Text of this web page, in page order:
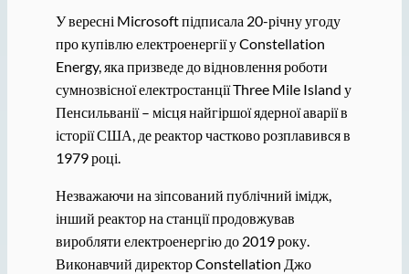
У вересні Microsoft підписала 20-річну угоду
про купівлю електроенергії у Constellation
Energy, яка призведе до відновлення роботи
сумнозвісної електростанції Three Mile Island у
Пенсильванії – місця найгіршої ядерної аварії в
історії США, де реактор частково розплавився в
1979 році.
Незважаючи на зіпсований публічний імідж,
інший реактор на станції продовжував
виробляти електроенергію до 2019 року.
Виконавчий директор Constellation Джо